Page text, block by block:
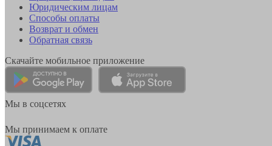
Юридическим лицам
Способы оплаты
Возврат и обмен
Обратная связь
Скачайте мобильное приложение
Мы в соцсетях
Мы принимаем к оплате